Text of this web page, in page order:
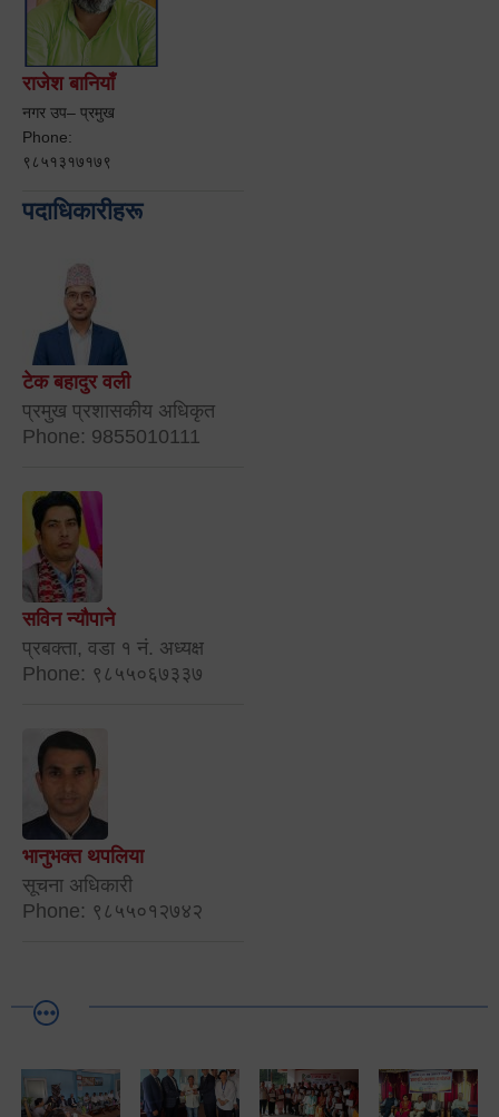
राजेश बानियाँ
नगर उप– प्रमुख
Phone:
९८५१३१७१७९
पदाधिकारीहरू
टेक बहादुर वली
प्रमुख प्रशासकीय अधिकृत
Phone: 9855010111
सविन न्यौपाने
प्रबक्ता, वडा १ नं. अध्यक्ष
Phone: ९८५५०६७३३७
भानुभक्त थपलिया
सूचना अधिकारी
Phone: ९८५५०१२७४२